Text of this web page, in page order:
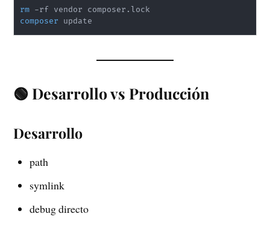
rm
composer
🟢 Desarrollo vs Producción
Desarrollo
path
symlink
debug directo